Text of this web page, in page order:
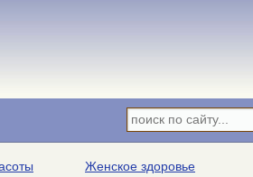
Женское здоровье